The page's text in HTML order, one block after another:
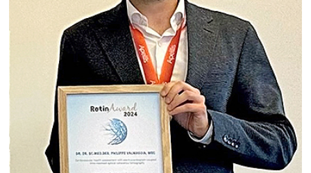
Dozierende
weitere Informationen
‡ ‡ ‡ ‡ ‡ ‡ ‡ ‡ ‡ ‡ ‡ ‡